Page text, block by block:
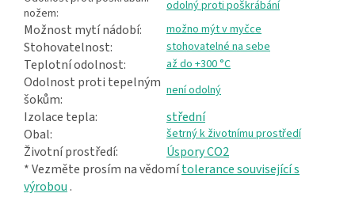
nožem:
odolný proti poškrábání
Možnost mytí nádobí: možno mýt v myčce
Stohovatelnost: stohovatelné na sebe
Teplotní odolnost: až do +300 °C
Odolnost proti tepelným
šokům:
není odolný
Izolace tepla:
střední
Obal:
šetrný k životnímu prostředí
Životní prostředí:
Úspory CO2
* Vezměte prosím na vědomítolerance související s
výrobou .